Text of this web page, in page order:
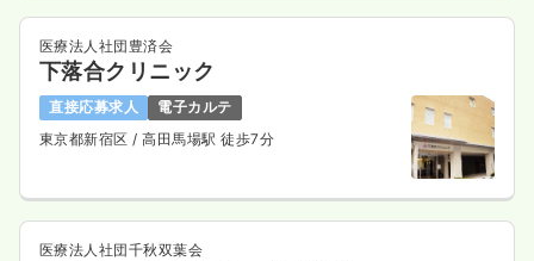
医療法人社団豊済会
下落合クリニック
直接応募求人
電子カルテ
東京都新宿区 / 高田馬場駅 徒歩7分
医療法人社団千秋双葉会